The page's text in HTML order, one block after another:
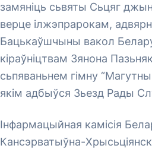
замяніць сьвяты Сьцяг
верце ілжэпрарокам,
Бацькаўшчыны вакол
кіраўніцтвам Зянона
сьпяваньнем гімну
якім адбыўся Зьезд Рады
Інфармацыйная камісія
Кансэрватыўна-